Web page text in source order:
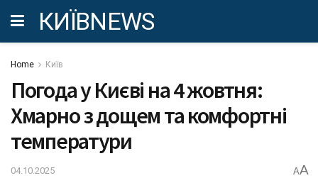
КИЇВNEWS
Home Київ
Погода у Києві на 4 жовтня:
Хмарно з дощем та комфортні
температури
04.10.2025 AA